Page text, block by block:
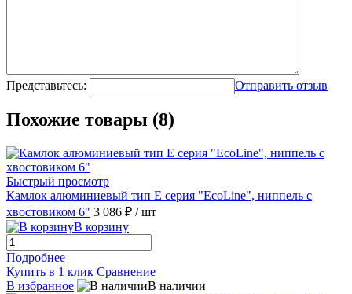
Представьтесь: Отправить отзыв
Похожие товары (8)
Быстрый просмотр
Камлок алюминиевый тип E серия "EcoLine", ниппель с
хвостовиком 6" 3 086 ₽ / шт
В корзину
Подробнее
Купить в 1 клик Сравнение
В избранное
В наличии